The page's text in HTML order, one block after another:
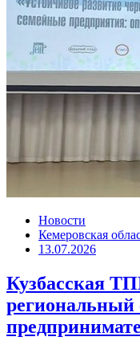
Новости
Кемеровская
13.07.2026
Кузбасская
региональный